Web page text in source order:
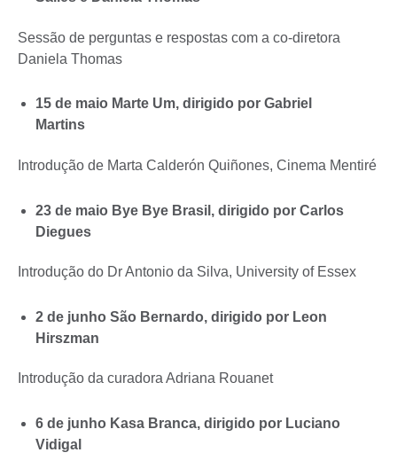
Sessão de perguntas e respostas com a co-diretora
Daniela Thomas
15 de maio Marte Um, dirigido por Gabriel
Martins
Introdução de Marta Calderón Quiñones, Cinema Mentiré
23 de maio Bye Bye Brasil, dirigido por Carlos
Diegues
Introdução do Dr Antonio da Silva, University of Essex
2 de junho São Bernardo, dirigido por Leon
Hirszman
Introdução da curadora Adriana Rouanet
6 de junho Kasa Branca, dirigido por Luciano
Vidigal